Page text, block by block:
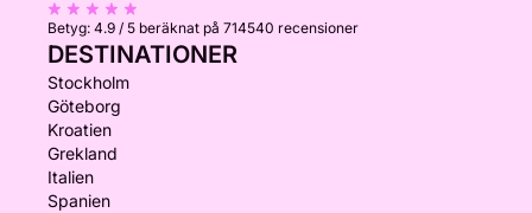
Betyg: 4.9 / 5 beräknat på 714540 recensioner
DESTINATIONER
Stockholm
Göteborg
Kroatien
Grekland
Italien
Spanien